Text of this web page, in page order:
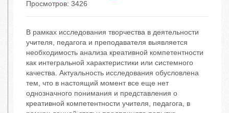
Просмотров: 3426
В рамках исследования творчества в деятельности
учителя, педагога и преподавателя выявляется
необходимость анализа креативной компетентности
как интегральной характеристики или системного
качества. Актуальность исследования обусловлена
тем, что в настоящий момент все еще нет
однозначного понимания и представления о
креативной компетентности учителя, педагога, в